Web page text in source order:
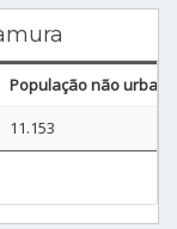
População não urbana
11.153